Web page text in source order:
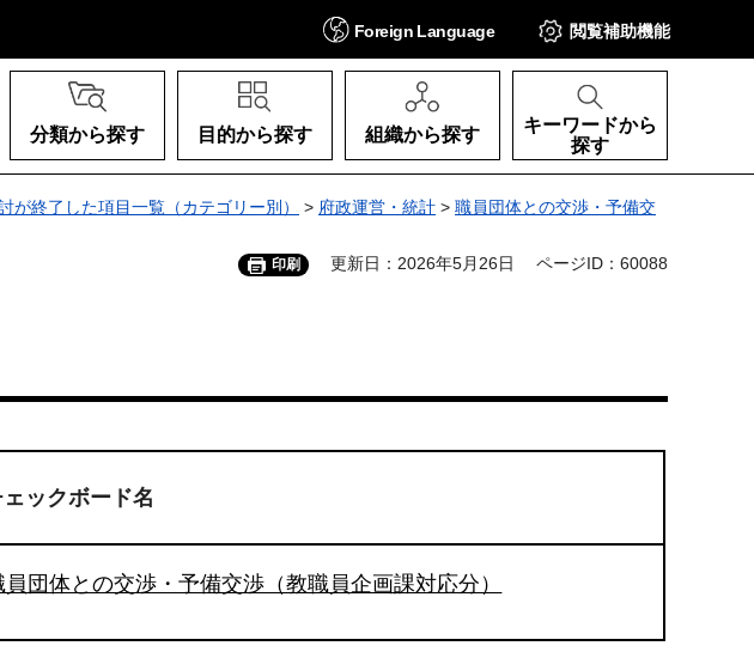
Foreign Language 閲覧補助機能
分類から探す 目的から探す 組織から探す
キーワードから
探す
が終了した項目一覧（カテゴリー別） > 府政運営・統計 > 職員団体との交渉・予備交
印刷 更新日：2026年5月26日 ページID：60088
ェックボード名
員団体との交渉・予備交渉（教職員企画課対応分）